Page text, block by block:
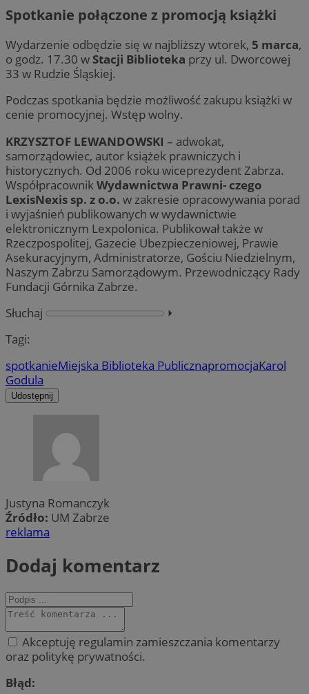
Spotkanie połączone z promocją książki
Wydarzenie odbędzie się w najbliższy wtorek, 5 marca,
o godz. 17.30 w Stacji Biblioteka przy ul. Dworcowej
33 w Rudzie Śląskiej.
Podczas spotkania będzie możliwość zakupu książki w
cenie promocyjnej. Wstęp wolny.
KRZYSZTOF LEWANDOWSKI – adwokat,
samorządowiec, autor książek prawniczych i
historycznych. Od 2006 roku wiceprezydent Zabrza.
Współpracownik Wydawnictwa Prawni- czego
LexisNexis sp. z o.o. w zakresie opracowywania porad
i wyjaśnień publikowanych w wydawnictwie
elektronicznym Lexpolonica. Publikował także w
Rzeczpospolitej, Gazecie Ubezpieczeniowej, Prawie
Asekuracyjnym, Administratorze, Gościu Niedzielnym,
Naszym Zabrzu Samorządowym. Przewodniczący Rady
Fundacji Górnika Zabrze.
Słuchaj
⏵︎
Tagi:
spotkanieMiejska Biblioteka PublicznapromocjaKarol
Godula
Udostępnij
Justyna Romanczyk
Źródło: UM Zabrze
reklama
Dodaj komentarz
Akceptuję regulamin zamieszczania komentarzy
oraz politykę prywatności.
Błąd: